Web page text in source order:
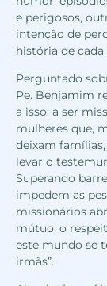
e perigosos,
intenção de
história de
Perguntado
Pe. Benjamim
a isso: a ser
mulheres que,
deixam
levar o
Superando
impedem as
missionários
mútuo, o
este mundo se
irmãs”.